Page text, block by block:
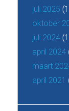
juli 2025
oktober
juli 2024
april 2024
maart
april 2021